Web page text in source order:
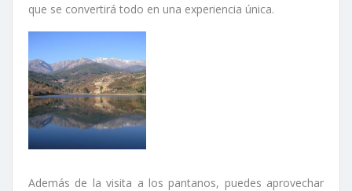
que se convertirá todo en una experiencia única.
Además de la visita a los pantanos, puedes aprovechar